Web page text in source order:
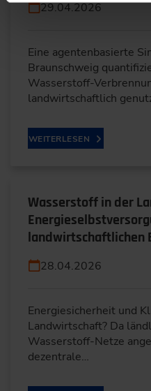
29.04.2026
Eine agentenbasierte
Braunschweig
Wasserstoff-
landwirtschaftlich
WEITERLESEN
Wasserstoff in der
landwirtschaftlichen
28.04.2026
Energiesicherheit und
Landwirtschaft? Da
Wasserstoff-Netze
dezentrale…